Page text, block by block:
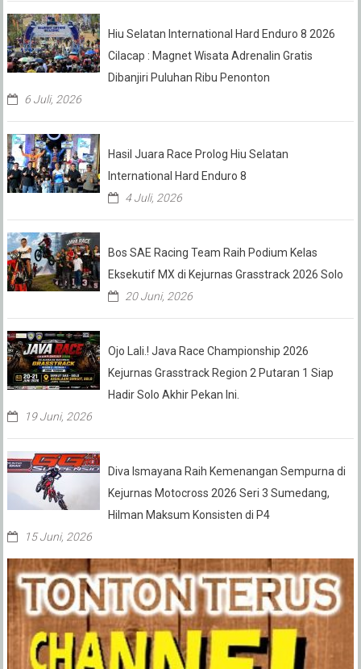
Hiu Selatan International Hard Enduro 8 2026
Cilacap : Magnet Wisata Adrenalin Gratis
Dibanjiri Puluhan Ribu Penonton
6 Juli, 2026
Hasil Juara Race Prolog Hiu Selatan
International Hard Enduro 8
4 Juli, 2026
Bos SAE Racing Team Raih Podium Kelas
Eksekutif MX di Kejurnas Grasstrack 2026 Solo
20 Juni, 2026
Ojo Lali.! Java Race Championship 2026
Kejurnas Grasstrack Region 2 Putaran 1 Siap
Hadir Solo Akhir Pekan Ini.
19 Juni, 2026
Diva Ismayana Raih Kemenangan Sempurna di
Kejurnas Motocross 2026 Seri 3 Sumedang,
Hilman Maksum Konsisten di P4
15 Juni, 2026